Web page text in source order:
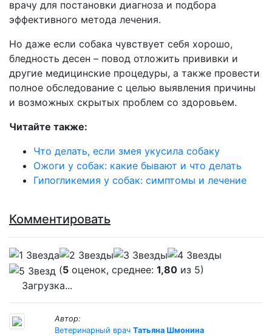
врачу для постановки диагноза и подбора
эффективного метода лечения.
Но даже если собака чувствует себя хорошо,
бледность десен – повод отложить прививки и
другие медицинские процедуры, а также провести
полное обследование с целью выявления причины
и возможных скрытых проблем со здоровьем.
Читайте также:
Что делать, если змея укусила собаку
Ожоги у собак: какие бывают и что делать
Гипогликемия у собак: симптомы и лечение
Комментировать
(5 оценок, среднее: 1,80 из 5)
Загрузка...
Автор:
Ветеринарный врач Татьяна Шмонина